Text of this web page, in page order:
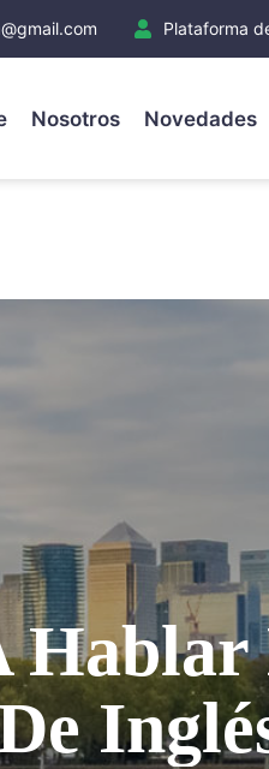
Plataforma
Nosotros Novedades
Hablar